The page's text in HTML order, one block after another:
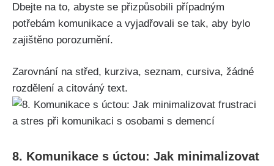
Dbejte na to, abyste se přizpůsobili případným
potřebám komunikace a vyjadřovali se tak, aby bylo
zajištěno porozumění.
Zarovnání na střed, kurziva, seznam, cursiva, žádné
rozdělení a citováný text.
8. Komunikace s úctou: Jak minimalizovat